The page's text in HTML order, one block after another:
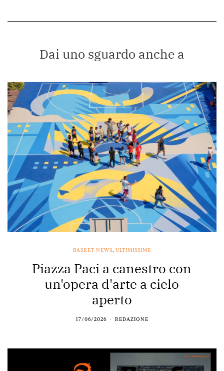
Dai uno sguardo anche a
BASKET NEWS, ULTIMISSIME
Piazza Paci a canestro con
un'opera d'arte a cielo
aperto
17/06/2026 REDAZIONE